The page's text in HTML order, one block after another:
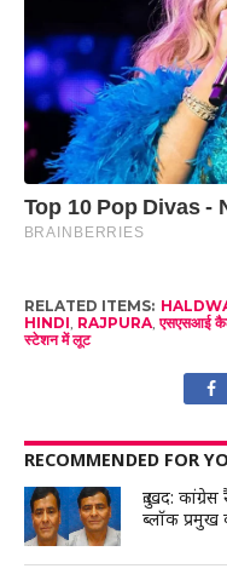
RELATED ITEMS:
HINDI RAJPURA,एसएसआई
स्टेशन में लूट
RECOMMENDED FOR
दुःखद:
ब्लॉक प्रमुख